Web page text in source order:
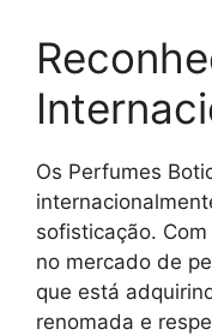
Os Perfumes
sofisticação.
no mercado de
que está
renomada e